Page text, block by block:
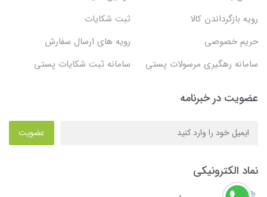
رویه بازگرداندن کالا
ثبت شکایات
حریم خصوصی
رویه های ارسال سفارش
سامانه رهگیری مرسولات پستی
سامانه ثبت شکایات پستی
عضویت در خبرنامه
عضویت
نماد الکترونیکی